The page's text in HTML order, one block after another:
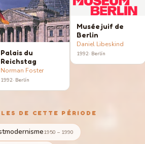
Palais du
Reichstag
Norman Foster
1992· Berlín
Musée juif de
Berlin
Daniel Libeskind
1992· Berlín
DE CETTE PÉRIODE
1950 – 1990